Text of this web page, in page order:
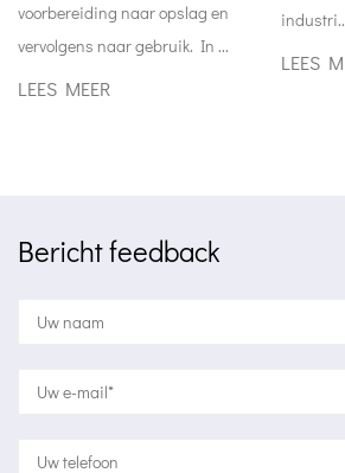
en
In ...
industri...
LEES MEER
Bericht feedback